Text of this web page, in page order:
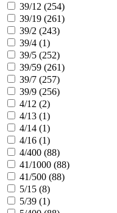
39/12 (254)
39/19 (261)
39/2 (243)
39/4 (1)
39/5 (252)
39/59 (261)
39/7 (257)
39/9 (256)
4/12 (2)
4/13 (1)
4/14 (1)
4/16 (1)
4/400 (88)
41/1000 (88)
41/500 (88)
5/15 (8)
5/39 (1)